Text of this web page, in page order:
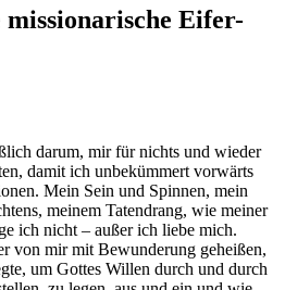
Eifer-
darum, mir für nichts und wieder
damit ich unbekümmert vorwärts
Mein Sein und Spinnen, mein
meinem Tatendrang, wie meiner
ich nicht – außer ich liebe mich.
von mir mit Bewunderung geheißen,
um Gottes Willen durch und durch